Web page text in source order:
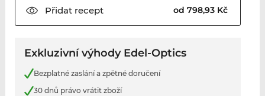
Přidatrecept od 798,93 Kč
Exkluzivní výhody Edel-Optics
Bezplatné zaslání a zpětné doručení
30 dnů právo vrátit zboží